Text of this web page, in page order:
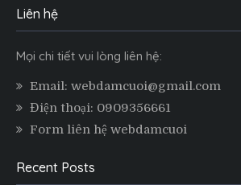
Liên hệ
Mọi chi tiết vui lòng liên hệ:
Email: webdamcuoi@gmail.com
Điện thoại: 0909356661
Form liên hệ webdamcuoi
Recent Posts